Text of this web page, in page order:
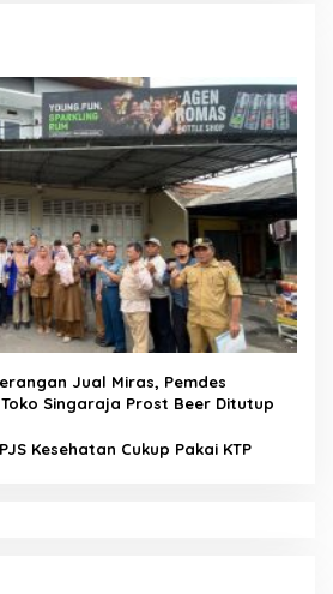
Jual Miras, Pemdes
Singaraja Prost Beer Ditutup
Kesehatan Cukup Pakai KTP